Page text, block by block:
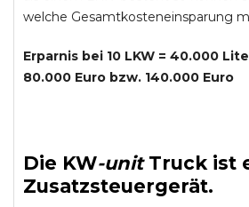
welche Gesamtkosteneinsparung
Erparnis bei 10 LKW = 40.000
80.000 Euro bzw. 140.000 Euro
Die KW-unit Truckist
Zusatzsteuergerät.